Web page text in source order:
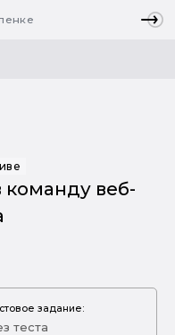
команду веб-
задание:
теста